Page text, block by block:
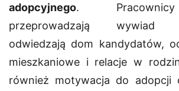
adopcyjnego.
przeprowadzają wywiad
odwiedzają dom kandydatów,
mieszkaniowe i relacje w
również motywacja do adopcji